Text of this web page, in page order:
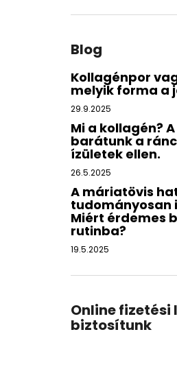
Blog
Kollagénpor
melyik forma a
29.9.2025
Mi a kollagén?
barátunk a
ízületek ellen.
26.5.2025
A máriatövis
tudományosan
Miért érdemes
rutinba?
19.5.2025
Online fizetési
biztosítunk